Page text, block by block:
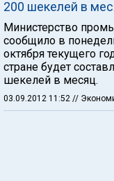
200 шекелей в
Министерство
сообщило в
октября текущего
стране будет
шекелей в месяц.
03.09.2012 11:52 //